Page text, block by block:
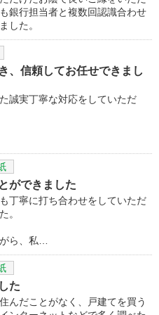
銀行担当者と複数回認識合わせ
した。
、信頼してお任せできまし
誠実丁寧な対応をしていただ
ができました
丁寧に打ち合わせをしていただ
。
ら、私…
た
んだことがなく、戸建てを買う